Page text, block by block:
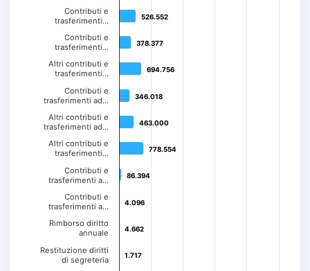
526.552
526.552
378.377
378.377
694.756
694.756
346.018
346.018
463.000
463.000
778.554
778.554
86.394
86.394
4.096
4.096
4.662
4.662
1.717
1.717
Contributi e
trasferimenti…
Contributi e
trasferimenti…
Altri contributi e
trasferimenti…
Contributi e
trasferimenti ad…
Altri contributi e
trasferimenti ad…
Altri contributi e
trasferimenti…
Contributi e
trasferimenti a…
Contributi e
trasferimenti a…
Rimborso diritto
annuale
Restituzione diritti
di segreteria